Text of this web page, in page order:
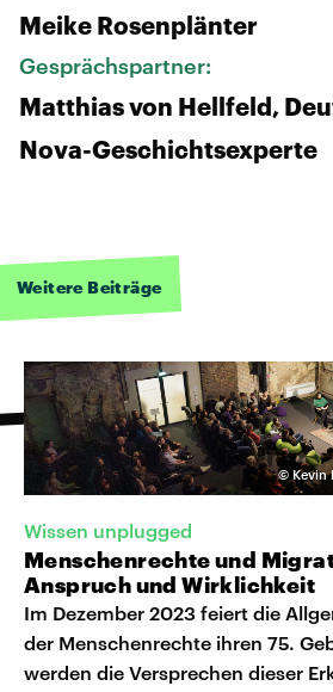
Meike Rosenplänter
Gesprächspartner:
Matthias von Hellfeld,
Nova-Geschichtsexperte
Weitere Beiträge
© Kevin
Wissen unplugged
Menschenrechte und
Anspruch und Wirklichkeit
Im Dezember 2023 feiert die
der Menschenrechte ihren 75.
werden die Versprechen dieser